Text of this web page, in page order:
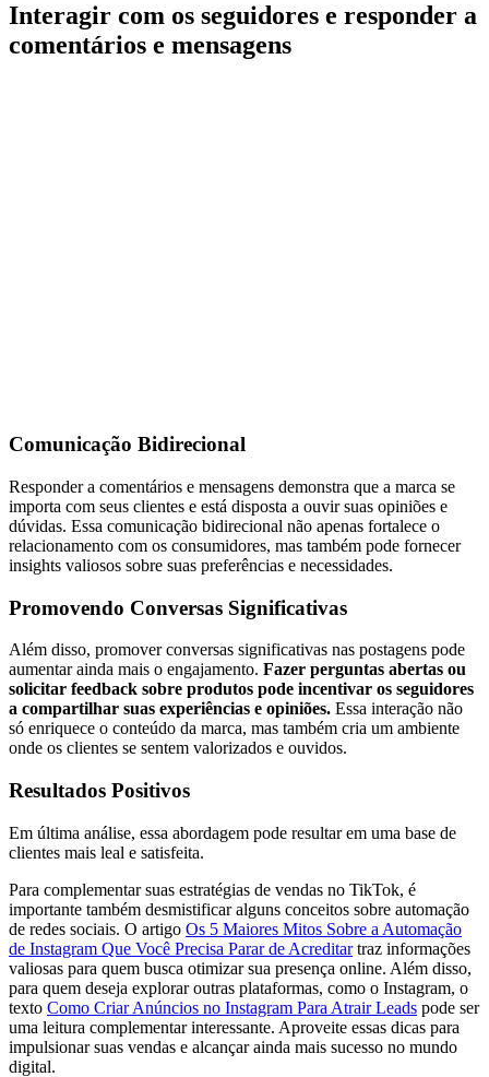
Interagir com os seguidores e responder a
comentários e mensagens
Comunicação Bidirecional
Responder a comentários e mensagens demonstra que a marca se
importa com seus clientes e está disposta a ouvir suas opiniões e
dúvidas. Essa comunicação bidirecional não apenas fortalece o
relacionamento com os consumidores, mas também pode fornecer
insights valiosos sobre suas preferências e necessidades.
Promovendo Conversas Significativas
Além disso, promover conversas significativas nas postagens pode
aumentar ainda mais o engajamento. Fazer perguntas abertas ou
solicitar feedback sobre produtos pode incentivar os seguidores
a compartilhar suas experiências e opiniões. Essa interação não
só enriquece o conteúdo da marca, mas também cria um ambiente
onde os clientes se sentem valorizados e ouvidos.
Resultados Positivos
Em última análise, essa abordagem pode resultar em uma base de
clientes mais leal e satisfeita.
Para complementar suas estratégias de vendas no TikTok, é
importante também desmistificar alguns conceitos sobre automação
de redes sociais. O artigo Os 5 Maiores Mitos Sobre a Automação
de Instagram Que Você Precisa Parar de Acreditartraz informações
valiosas para quem busca otimizar sua presença online. Além disso,
para quem deseja explorar outras plataformas, como o Instagram, o
texto Como Criar Anúncios no Instagram Para Atrair Leads pode ser
uma leitura complementar interessante. Aproveite essas dicas para
impulsionar suas vendas e alcançar ainda mais sucesso no mundo
digital.